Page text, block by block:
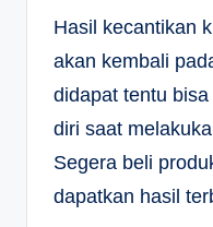
Hasil kecantikan
akan kembali
didapat tentu
diri saat
Segera beli
dapatkan hasil